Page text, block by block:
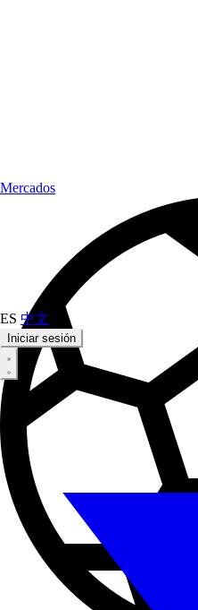
ES 中文
Iniciar sesión
Mercados